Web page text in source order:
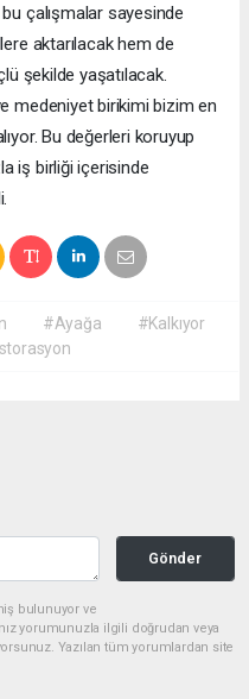
çalışmalar sayesinde
aktarılacak hem de
şekilde yaşatılacak.
medeniyet birikimi bizim en
Bu değerleri koruyup
iş birliği içerisinde
#Ayağa
#Kalkıyor
Gönder
bulunuyor ve
yorumunuzla ilgili doğrudan veya
Yazılan tüm yorumlardan site